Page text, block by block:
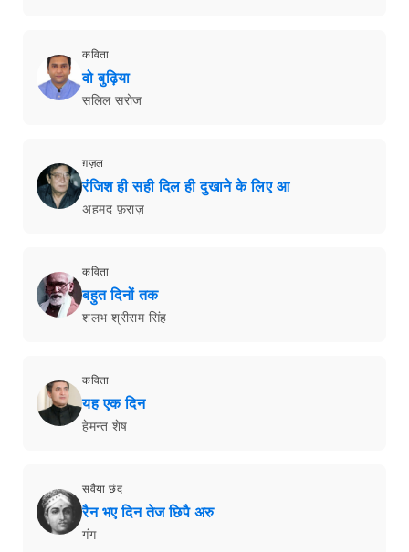
कविता
वो बुढ़िया
सलिल सरोज
ग़ज़ल
रंजिश ही सही दिल ही दुखाने के लिए आ
अहमद फ़राज़
कविता
बहुत दिनों तक
शलभ श्रीराम सिंह
कविता
यह एक दिन
हेमन्त शेष
सवैया छंद
रैन भए दिन तेज छिपै अरु
गंग